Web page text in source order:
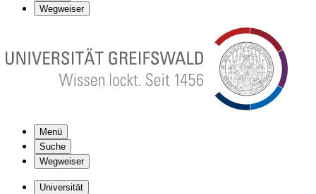
Wegweiser
Menü
Suche
Wegweiser
Universität